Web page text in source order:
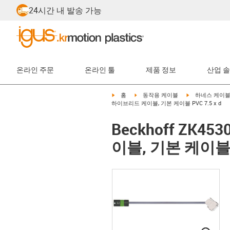
24시간 내 발송 가능
온라인 주문 온라인 툴 제품 정보 산업
igus-icon-arrow-right
홈 igus-icon-arrow-right
동작용 케이블 igus-icon-
하네스 케이블
하이브리드 케이블, 기본 케이블 PVC 7.5 x d
Beckhoff
이블, 기본 케이